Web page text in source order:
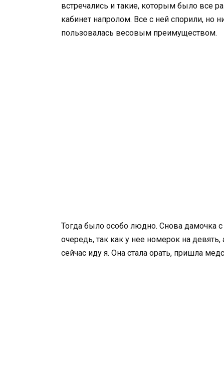
встречались и такие, которым было все
кабинет напролом. Все с ней спорили, но
пользовалась весовым преимуществом.
Тогда было особо людно. Снова дамочка
очередь, так как у нее номерок на
сейчас иду я. Она стала орать, пришла